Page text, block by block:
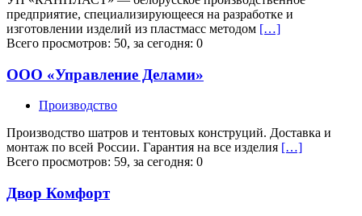
предприятие, специализирующееся на разработке и
изготовлении изделий из пластмасс методом […]
Всего просмотров: 50, за сегодня: 0
ООО «Управление Делами»
Производство
Производство шатров и тентовых конструций. Доставка и
монтаж по всей России. Гарантия на все изделия […]
Всего просмотров: 59, за сегодня: 0
Двор Комфорт